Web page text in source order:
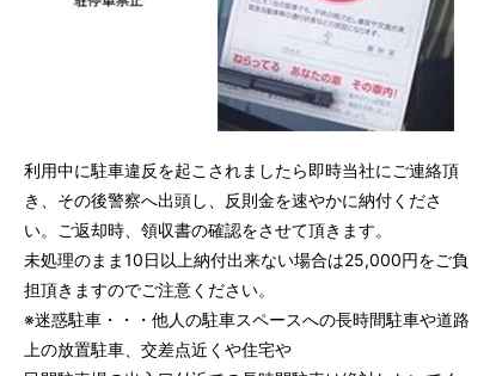
利用中に駐車違反を起こされましたら即時当社にご連絡頂
き、その後警察へ出頭し、反則金を速やかに納付くださ
い。ご返却時、領収書の確認をさせて頂きます。
未処理のまま10日以上納付出来ない場合は25,000円をご負
担頂きますのでご注意ください。
※迷惑駐車・・・他人の駐車スペースへの長時間駐車や道路
上の放置駐車、交差点近くや住宅や